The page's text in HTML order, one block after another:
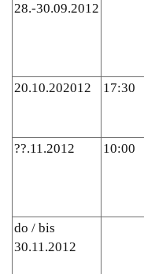
28.-30.09.2012
20.10.202012 17:30
??.11.2012 10:00
do / bis
30.11.2012